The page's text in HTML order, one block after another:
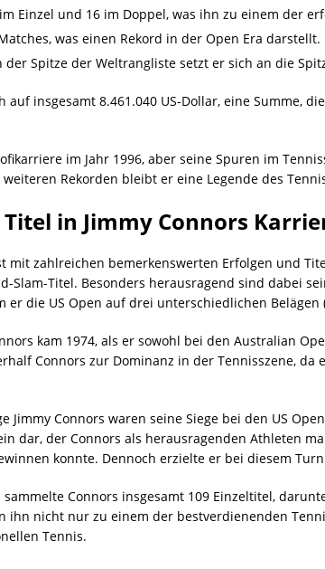
Einzel und 16 im Doppel, was ihn zu einem der
was einen Rekord in der Open Era darstellt.
der Spitze der Weltrangliste setzt er sich an die
insgesamt 8.461.040 US-Dollar, eine Summe,
im Jahr 1996, aber seine Spuren im
Rekorden bleibt er eine Legende des
in Jimmy Connors
mit zahlreichen bemerkenswerten Erfolgen und
Slam-Titel. Besonders herausragend sind dabei
er die US Open auf drei unterschiedlichen Belägen
kam 1974, als er sowohl bei den Australian
Connors zur Dominanz in der Tennisszene,
Jimmy Connors waren seine Siege bei den US
dar, der Connors als herausragenden Athleten
konnte. Dennoch erzielte er bei diesem
Connors insgesamt 109 Einzeltitel,
ihn nicht nur zu einem der bestverdienenden
Tennis.